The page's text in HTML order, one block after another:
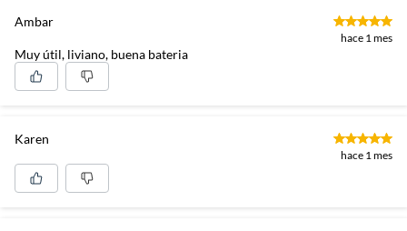
Ambar
hace 1 mes
Muy útil, liviano, buena bateria
Karen
hace 1 mes